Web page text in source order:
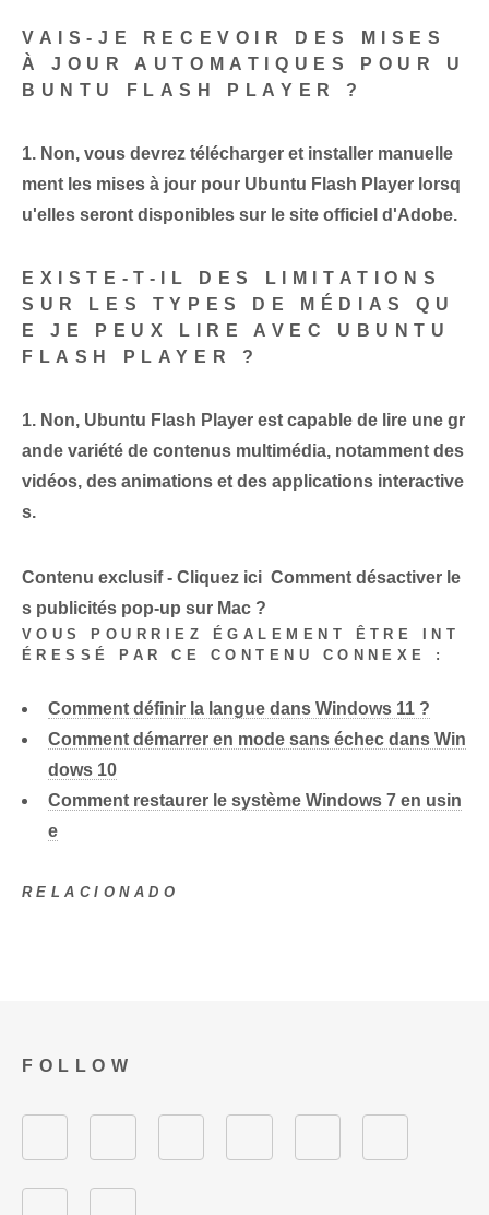
VAIS-JE RECEVOIR DES MISES
À JOUR AUTOMATIQUES POUR U
BUNTU FLASH‌ PLAYER ?
1. Non, vous devrez télécharger et installer manuelle
ment les mises à jour pour Ubuntu Flash Player lorsq
u'elles seront disponibles sur le site officiel d'Adobe.
EXISTE-T-IL DES LIMITATIONS
SUR LES TYPES DE MÉDIAS QU
E JE PEUX LIRE AVEC UBUNTU
FLASH PLAYER ?
1. Non, Ubuntu Flash Player est capable de lire une gr
ande variété de contenus multimédia, notamment des
vidéos, des animations et des applications interactive
s.
Contenu exclusif - Cliquez ici Comment désactiver le
s publicités pop-up sur Mac ?
VOUS POURRIEZ ÉGALEMENT ÊTRE INT
ÉRESSÉ PAR CE CONTENU CONNEXE :
Comment définir la langue dans Windows 11 ?
Comment démarrer en mode sans échec dans Win
dows 10
Comment restaurer le système Windows 7 en usin
e
RELACIONADO
FOLLOW